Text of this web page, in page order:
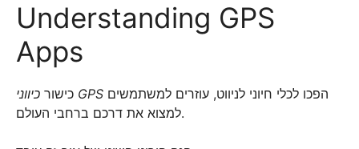
Understanding GPS
Apps
כישור כיווני GPS
למצוא את דרכם ברחבי העולם.